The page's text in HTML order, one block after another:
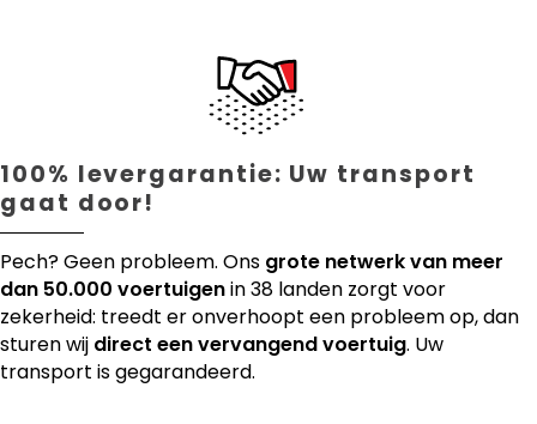
100% levergarantie: Uw transport
gaat door!
Pech? Geen probleem. Ons grote netwerk van meer
dan 50.000 voertuigenin 38 landen zorgt voor
zekerheid: treedt er onverhoopt een probleem op, dan
sturen wij direct een vervangend voertuig. Uw
transport is gegarandeerd.